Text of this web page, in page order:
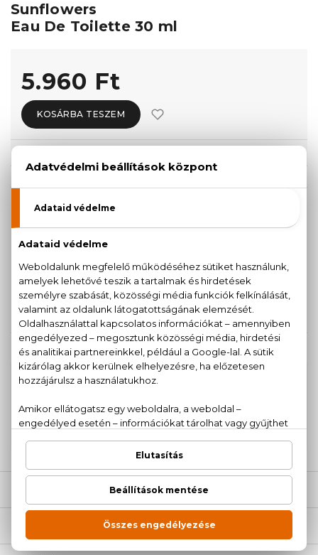
Sunflowers
Eau De Toilette 30 ml
5.960 Ft
KOSÁRBA TESZEM
KISZERELÉS KIVÁLASZTÁSA
5.960 Ft
6.620 Ft
50 ml
7.060 Ft
100 ml
7.940 Ft
KAPCSOLÓDÓ TERMÉKEK
100% eredeti termékek,14 napos visszaküldési
Kérdésed van, elakadtál? Hívd ügyfélszolgálatunkat:
20 779 1924